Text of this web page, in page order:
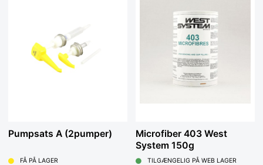
Pumpsats A (2pumper)
FÅ PÅ LAGER
Microfiber 403 West
System 150g
TILGÆNGELIG PÅ WEB LAGER